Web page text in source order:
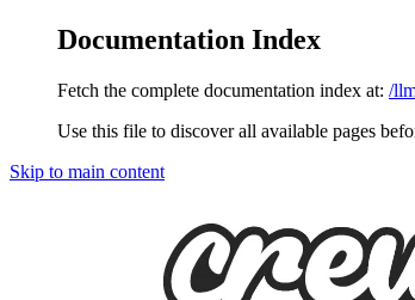
Documentation Index
Fetch the complete documentation index at: /
Use this file to discover all available pages
Skip to main content